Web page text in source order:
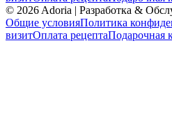
© 2026 Adoria | Разработка &
Общие условияПолитика
визитОплата рецептаПодарочная